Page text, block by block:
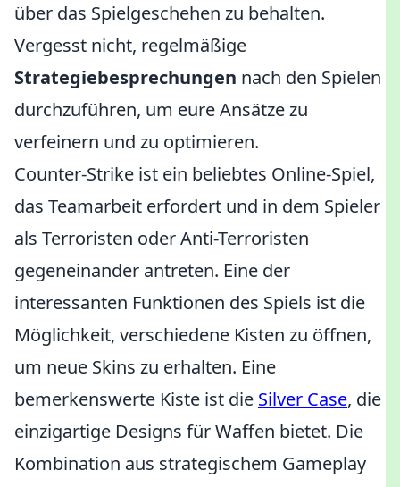
über das Spielgeschehen zu behalten.
Vergesst nicht, regelmäßige
Strategiebesprechungen nach den Spielen
durchzuführen, um eure Ansätze zu
verfeinern und zu optimieren.
Counter-Strike ist ein beliebtes Online-Spiel,
das Teamarbeit erfordert und in dem Spieler
als Terroristen oder Anti-Terroristen
gegeneinander antreten. Eine der
interessanten Funktionen des Spiels ist die
Möglichkeit, verschiedene Kisten zu öffnen,
um neue Skins zu erhalten. Eine
bemerkenswerte Kiste ist die Silver Case, die
einzigartige Designs für Waffen bietet. Die
Kombination aus strategischem Gameplay